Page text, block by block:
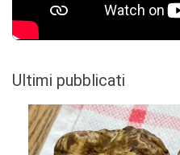
Ultimi pubblicati